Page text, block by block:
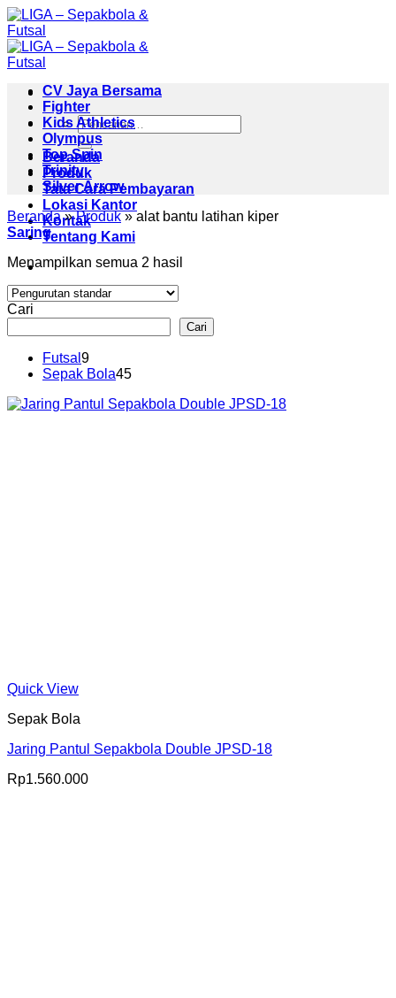
Skip
to
content
Pencarian
untuk:
Beranda
Produk
Tata Cara Pembayaran
Lokasi Kantor
Kontak
Tentang Kami
CV Jaya Bersama
Fighter
Kids Athletics
Olympus
Top Spin
Trinity
Silver Arrow
Beranda » Produk » alat bantu latihan kiper
Saring
Menampilkan semua 2 hasil
Cari
Cari
Futsal 99
Produk
Sepak Bola4545
Quick View
Sepak Bola
Jaring Pantul Sepakbola Double JPSD-18
Rp1.560.000